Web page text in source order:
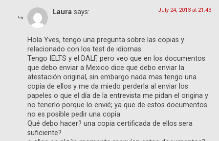
Laura says: July 24, 2013 at 21:43
Hola Yves, tengo una pregunta sobre las copias y
relacionado con los test de idiomas.
Tengo IELTS y el DALF, pero veo que en los documentos
que debo enviar a Mexico dice que debo enviar la
atestación original, sin embargo nada mas tengo una
copia de ellos y me da miedo perderla al enviar los
papeles o que el día de la entrevista me pidan el origina y
no tenerlo porque lo envié; ya que de estos documentos
no es posible pedir una copia.
Qué debo hacer? una copia certificada de ellos sera
suficiente?